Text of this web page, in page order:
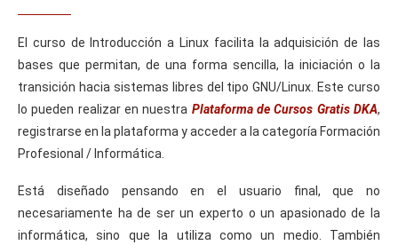
El curso de Introducción a Linux facilita la adquisición de las
bases que permitan, de una forma sencilla, la iniciación o la
transición hacia sistemas libres del tipo GNU/Linux. Este curso
lo pueden realizar en nuestra Plataforma de Cursos Gratis DKA,
registrarse en la plataforma y acceder a la categoría Formación
Profesional / Informática.
Está diseñado pensando en el usuario final, que no
necesariamente ha de ser un experto o un apasionado de la
informática, sino que la utiliza como un medio. También